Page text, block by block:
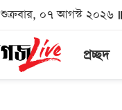
শুক্রবার, ০৭ আগস্ট ২০২৬
প্রচ্ছদ